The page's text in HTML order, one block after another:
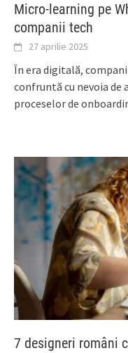
Micro-learning pe
companii tech
27 aprilie 2025
În era digitală,
confruntă cu nevoia
proceselor de
7 designeri români